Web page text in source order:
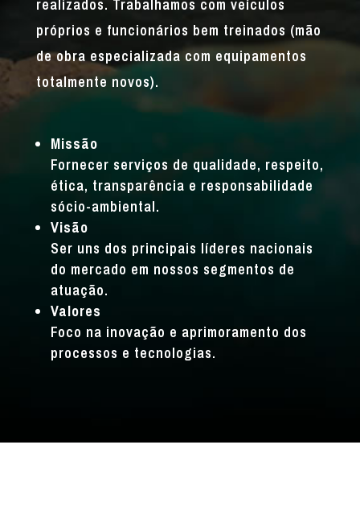
realizados. Trabalhamos com veículos
próprios e funcionários bem treinados (mão
de obra especializada com equipamentos
totalmente novos).
Missão
Fornecer serviços de qualidade, respeito,
ética, transparência e responsabilidade
sócio-ambiental.
Visão
Ser uns dos principais líderes nacionais
do mercado em nossos segmentos de
atuação.
Valores
Foco na inovação e aprimoramento dos
processos e tecnologias.